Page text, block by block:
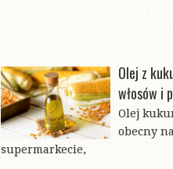
Olej z
włosów i
Olej
obecny
supermarkecie,